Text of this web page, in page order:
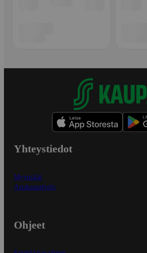
Yhteystiedot
Myymälät
Asiakaspalvelu
Ohjeet